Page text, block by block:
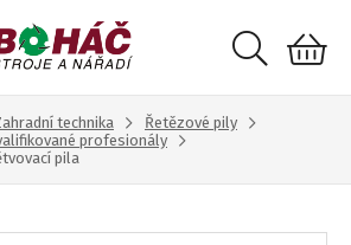
technika
Řetězové pily
profesionály
pila